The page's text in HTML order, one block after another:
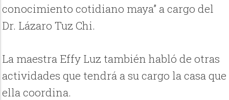
conocimiento cotidiano maya” a cargo del
Dr. Lázaro Tuz Chi.
La maestra Effy Luz también habló de otras
actividades que tendrá a su cargo la casa que
ella coordina.